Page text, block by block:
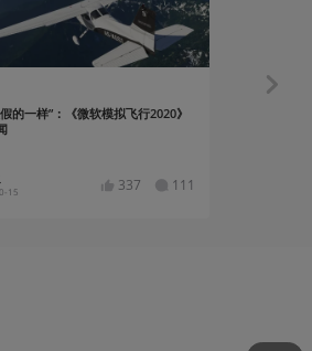
的一样”：《微软模拟飞行2020》
15 337 111
玩出花儿来